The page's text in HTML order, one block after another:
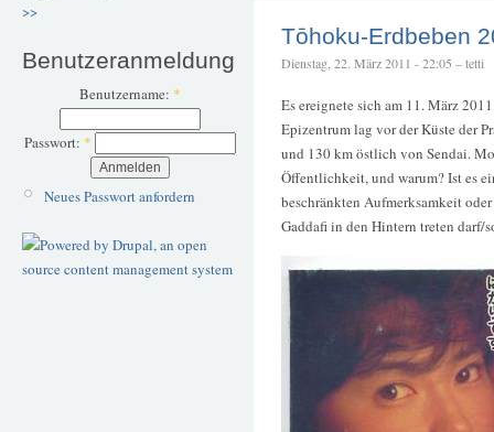
>>
Benutzeranmeldung
Benutzername: *
Passwort: *
Neues Passwort anfordern
Tōhoku-Erdbeben
Dienstag, 22. März 2011 - 22:05 – tetti
Es ereignete sich am 11. März
Epizentrum lag vor der Küste der
und 130 km östlich von Sendai.
Öffentlichkeit, und warum? Ist es
beschränkten Aufmerksamkeit
Gaddafi in den Hintern treten darf/